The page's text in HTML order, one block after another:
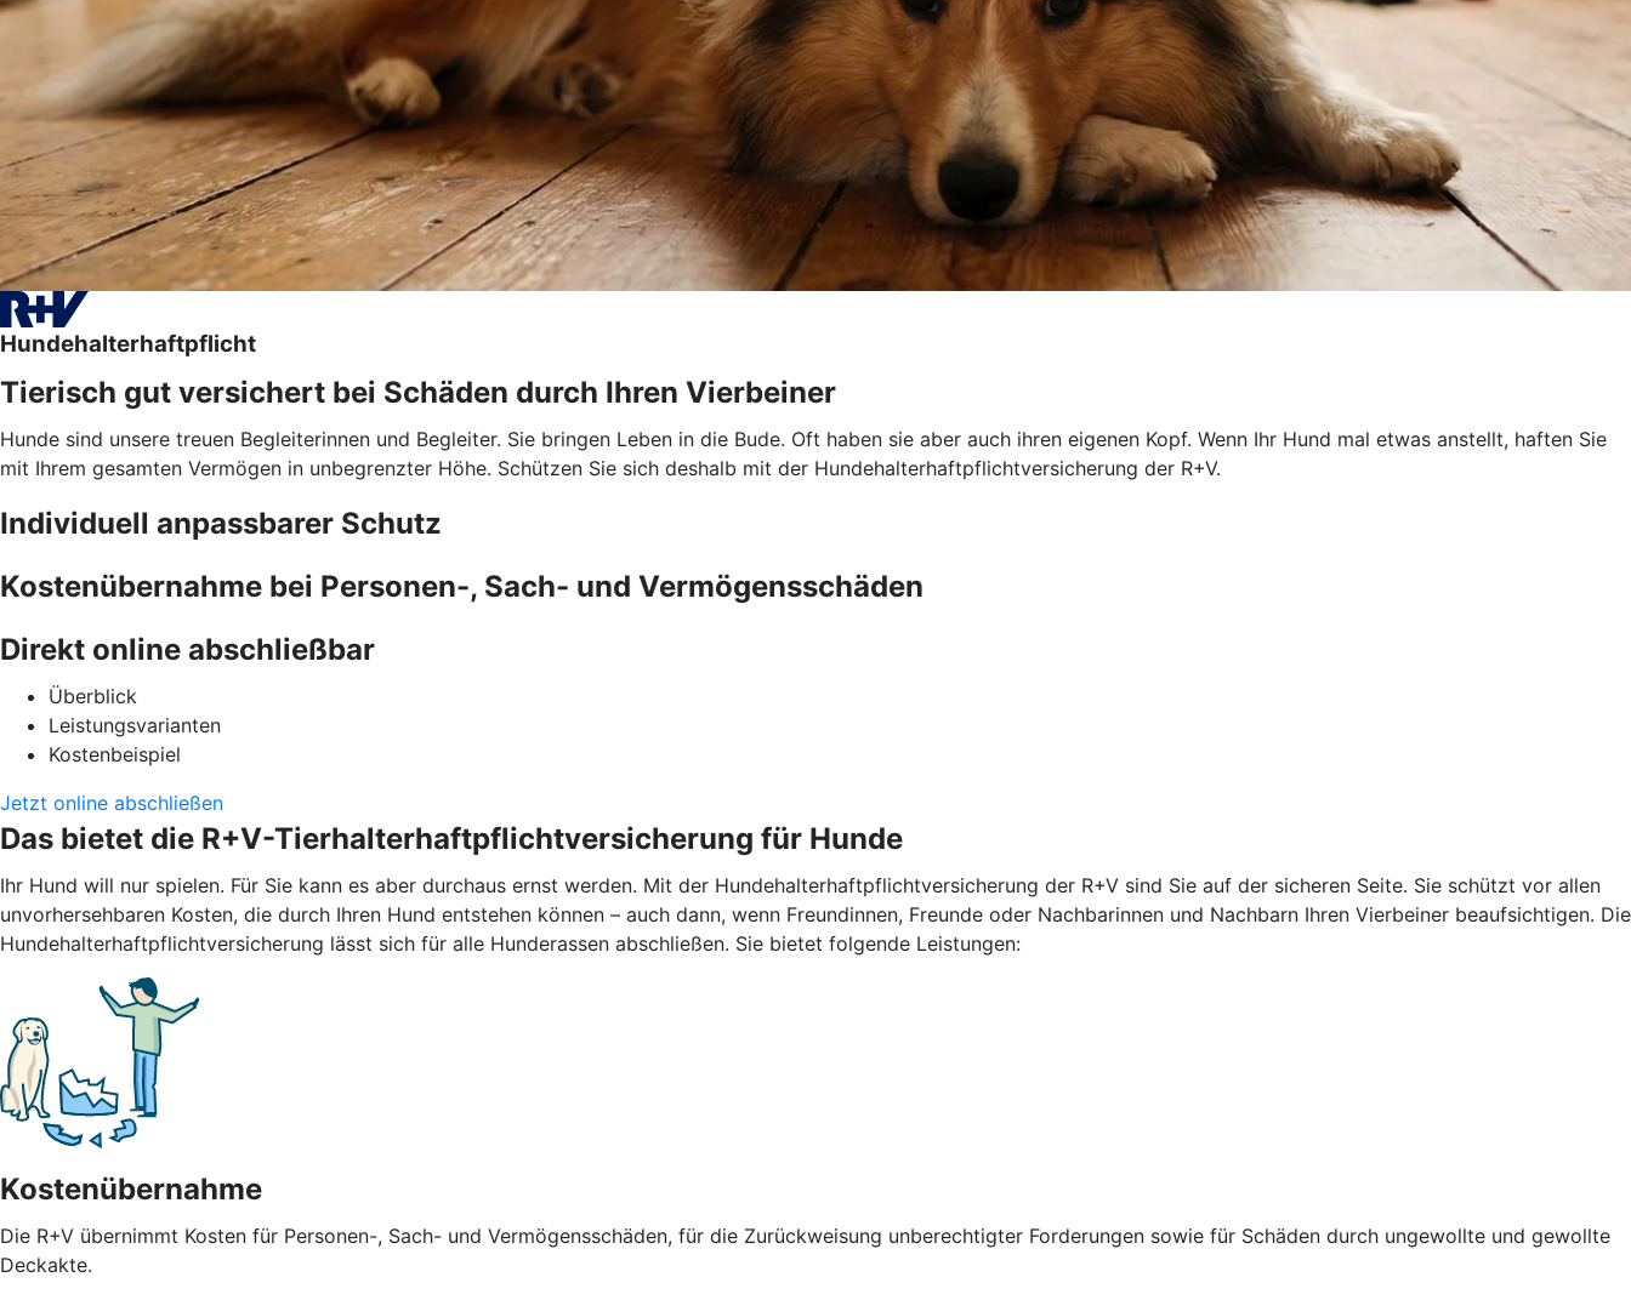
Hundehalterhaftpflicht
Tierisch gut versichert bei Schäden durch Ihren Vierbeiner
Hunde sind unsere treuen Begleiterinnen und Begleiter. Sie bringen Leben in die Bude. Oft haben sie aber auch ihren eigenen Kopf. Wenn Ihr Hund mal etwas anstellt, haften Sie
mit Ihrem gesamten Vermögen in unbegrenzter Höhe. Schützen Sie sich deshalb mit der Hundehalterhaftpflichtversicherung der R+V.
Individuell anpassbarer Schutz
Kostenübernahme bei Personen-, Sach- und Vermögensschäden
Direkt online abschließbar
Überblick
Leistungsvarianten
Kostenbeispiel
Jetzt online abschließen
Das bietet die R+V-Tierhalterhaftpflichtversicherung für Hunde
Ihr Hund will nur spielen. Für Sie kann es aber durchaus ernst werden. Mit der Hundehalterhaftpflichtversicherung der R+V sind Sie auf der sicheren Seite. Sie schützt vor allen
unvorhersehbaren Kosten, die durch Ihren Hund entstehen können – auch dann, wenn Freundinnen, Freunde oder Nachbarinnen und Nachbarn Ihren Vierbeiner beaufsichtigen. Die
Hundehalterhaftpflichtversicherung lässt sich für alle Hunderassen abschließen. Sie bietet folgende Leistungen:
Kostenübernahme
Die R+V übernimmt Kosten für Personen-, Sach- und Vermögensschäden, für die Zurückweisung unberechtigter Forderungen sowie für Schäden durch ungewollte und gewollte
Deckakte.